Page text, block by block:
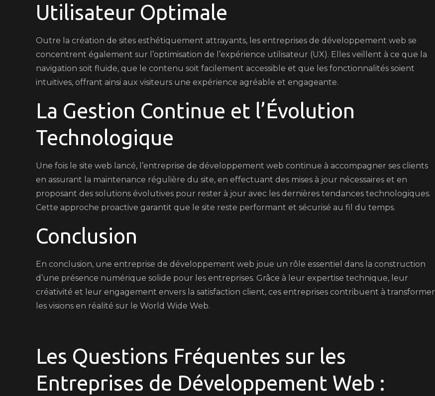
Utilisateur Optimale
Outre la création de sites esthétiquement attrayants, les entreprises de développement web se
concentrent également sur l’optimisation de l’expérience utilisateur (UX). Elles veillent à ce que la
navigation soit fluide, que le contenu soit facilement accessible et que les fonctionnalités soient
intuitives, offrant ainsi aux visiteurs une expérience agréable et engageante.
La Gestion Continue et l’Évolution
Technologique
Une fois le site web lancé, l’entreprise de développement web continue à accompagner ses clients
en assurant la maintenance régulière du site, en effectuant des mises à jour nécessaires et en
proposant des solutions évolutives pour rester à jour avec les dernières tendances technologiques.
Cette approche proactive garantit que le site reste performant et sécurisé au fil du temps.
Conclusion
En conclusion, une entreprise de développement web joue un rôle essentiel dans la construction
d’une présence numérique solide pour les entreprises. Grâce à leur expertise technique, leur
créativité et leur engagement envers la satisfaction client, ces entreprises contribuent à transformer
les visions en réalité sur le World Wide Web.
Les Questions Fréquentes sur les
Entreprises de Développement Web :